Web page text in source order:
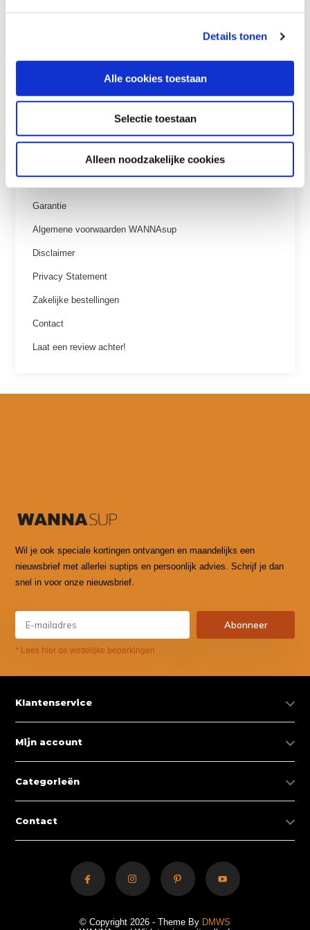
Details tonen
Alle cookies toestaan
Selectie toestaan
Alleen noodzakelijke cookies
Veelgestelde vragen
Betaalmethoden
Garantie
Algemene voorwaarden WANNAsup
Disclaimer
Privacy Statement
Zakelijke bestellingen
Contact
Laat een review achter!
Wil je ook speciale kortingen ontvangen en maandelijks een
nieuwsbrief met allerlei suptips en persoonlijk advies. Schrijf je dan
snel in voor onze nieuwsbrief.
Abonneer
* Lees hier de wettelijke beperkingen
Klantenservice
Mijn account
Categorieën
Contact
© Copyright 2026 - Theme By DMWS